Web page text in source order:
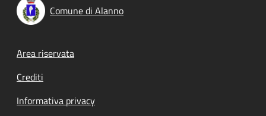
Comune di Alanno
Footer menu
Area riservata
Crediti
Informativa privacy